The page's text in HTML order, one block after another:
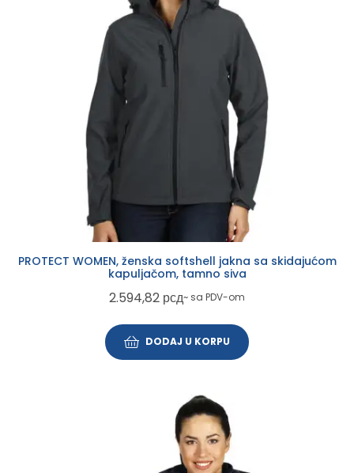
PROTECT WOMEN, ženska softshell jakna sa skidajućom
kapuljačom, tamno siva
2.594,82 рсд~ sa PDV-om
DODAJ U KORPU